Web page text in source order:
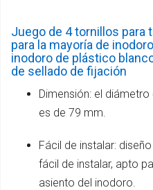
Juego de 4 tornillos para
para la mayoría de
inodoro de plástico
de sellado de fijación
Dimensión: el
es de 79 mm.
Fácil de instalar:
fácil de instalar, apto
asiento del inodoro.